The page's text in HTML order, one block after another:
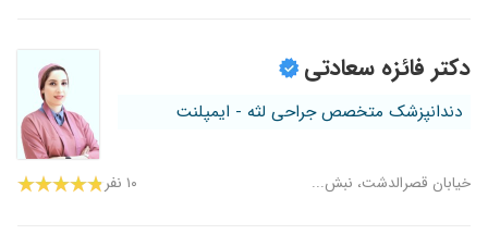
دکتر فائزه سعادتی
دندانپزشک متخصص جراحی لثه - ایمپلنت
خیابان قصرالدشت، نبش... ۱۰ نفر